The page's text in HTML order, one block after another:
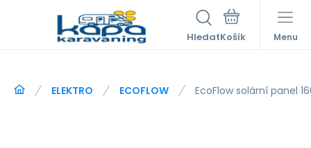
Hledat Menu
ELEKTRO ECOFLOW EcoFlow solární panel